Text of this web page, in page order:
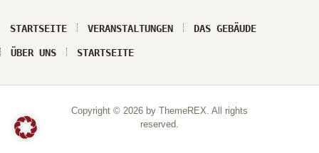
STARTSEITE VERANSTALTUNGEN DAS GEBÄUDE
ÜBER UNS STARTSEITE
Copyright © 2026 by ThemeREX. All rights
reserved.